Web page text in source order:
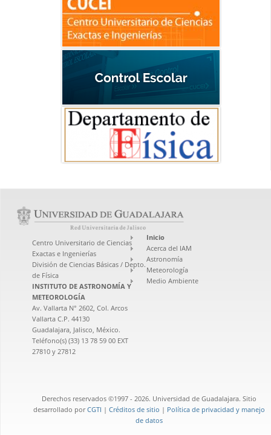
Centro Universitario de Ciencias
Exactas e Ingenierías
División de Ciencias Básicas / Depto.
de Física
INSTITUTO DE ASTRONOMÍA Y
METEOROLOGÍA
Av. Vallarta N° 2602, Col. Arcos
Vallarta C.P. 44130
Guadalajara, Jalisco, México.
Teléfono(s) (33) 13 78 59 00 EXT
27810 y 27812
Inicio
Acerca del IAM
Astronomía
Meteorología
Medio Ambiente
Derechos reservados ©1997 - 2026. Universidad de Guadalajara. Sitio
desarrollado porCGTI | Créditos de sitio | Política de privacidad y manejo
de datos